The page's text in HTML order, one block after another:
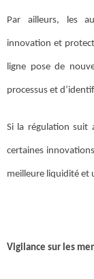
Par ailleurs, les
innovation et
ligne pose de
processus et
Si la régulation suit
certaines
meilleure liquidité et
Vigilance sur les